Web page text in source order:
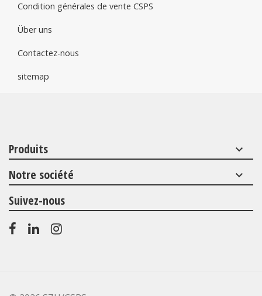
Condition générales de vente CSPS
Über uns
Contactez-nous
sitemap
Produits keyboard_arrow_down
Notre société keyboard_arrow_down
Suivez-nous